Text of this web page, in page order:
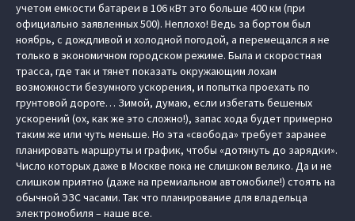
учетом емкости батареи в 106 кВт это больше 400 км (при
официально заявленных 500). Неплохо! Ведь за бортом был
ноябрь, с дождливой и холодной погодой, а перемещался я не
только в экономичном городском режиме. Была и скоростная
трасса, где так и тянет показать окружающим лохам
возможности безумного ускорения, и попытка проехать по
грунтовой дороге… Зимой, думаю, если избегать бешеных
ускорений (ох, как же это сложно!), запас хода будет примерно
таким же или чуть меньше. Но эта «свобода» требует заранее
планировать маршруты и график, чтобы «дотянуть до зарядки».
Число которых даже в Москве пока не слишком велико. Да и не
слишком приятно (даже на премиальном автомобиле!) стоять на
обычной ЭЗС часами. Так что планирование для владельца
электромобиля – наше все.